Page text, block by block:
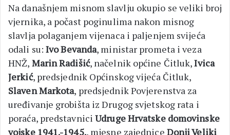
Na današnjem misnom slavlju okupio se veliki broj
vjernika, a počast poginulima nakon misnog
slavlja polaganjem vijenaca i paljenjem svijeća
odali su: Ivo Bevanda, ministar prometa i veza
HNŽ, Marin Radišić, načelnik općine Čitluk,Ivica
Jerkić, predsjednik Općinskog vijeća Čitluk,
Slaven Markota, predsjednik Povjerenstva za
uređivanje grobišta iz Drugog svjetskog rata i
poraća, predstavniciUdruge Hrvatske domovinske
vojske 1941.-1945., mjesne zajednice Donji Veliki